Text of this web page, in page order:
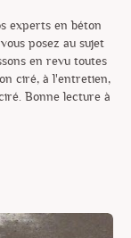
experts en béton
posez au sujet
en revu toutes
ciré, à l'entretien,
Bonne lecture à